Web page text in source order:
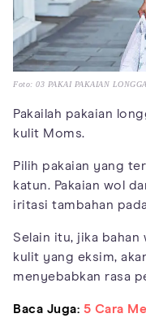
Foto: 03 PAKAI PAKAIAN
Pakailah pakaian
kulit Moms.
Pilih pakaian yang
katun. Pakaian wol
iritasi tambahan
Selain itu, jika
kulit yang eksim,
menyebabkan rasa
Baca Juga: 5 Cara